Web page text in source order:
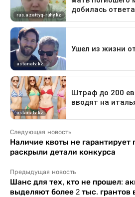
Следующая новость
Наличие квоты не гарантирует
раскрыли детали конкурса
Предыдущая новость
Шанс для тех, кто не прошел:
выделяют более 2 тыс. грантов